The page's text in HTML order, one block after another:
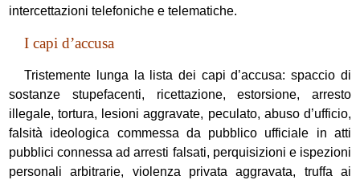
intercettazioni telefoniche e telematiche.
I capi d’accusa
Tristemente lunga la lista dei capi d’accusa: spaccio di
sostanze stupefacenti, ricettazione, estorsione, arresto
illegale, tortura, lesioni aggravate, peculato, abuso d’ufficio,
falsità ideologica commessa da pubblico ufficiale in atti
pubblici connessa ad arresti falsati, perquisizioni e ispezioni
personali arbitrarie, violenza privata aggravata, truffa ai